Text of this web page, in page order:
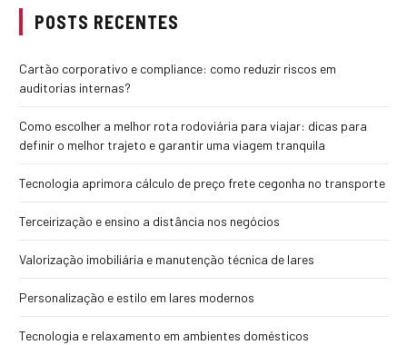
POSTS RECENTES
Cartão corporativo e compliance: como reduzir riscos em
auditorias internas?
Como escolher a melhor rota rodoviária para viajar: dicas para
definir o melhor trajeto e garantir uma viagem tranquila
Tecnologia aprimora cálculo de preço frete cegonha no transporte
Terceirização e ensino a distância nos negócios
Valorização imobiliária e manutenção técnica de lares
Personalização e estilo em lares modernos
Tecnologia e relaxamento em ambientes domésticos